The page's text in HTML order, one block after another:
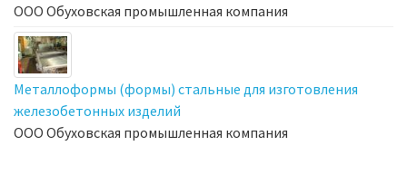
ООО Обуховская промышленная компания
Металлоформы (формы) стальные для изготовления
железобетонных изделий
ООО Обуховская промышленная компания